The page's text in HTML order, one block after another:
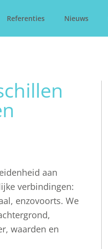
Referenties Nieuws
aan
verbindingen:
enzovoorts. We
waarden en